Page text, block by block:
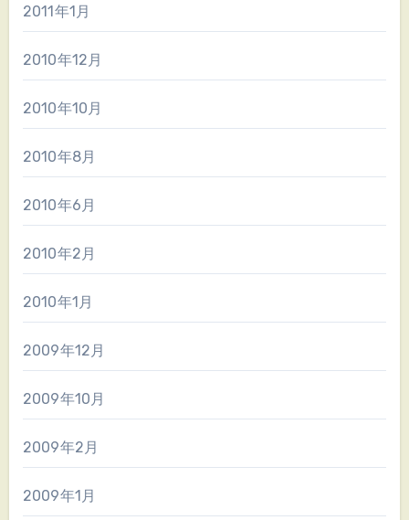
2011年1月
2010年12月
2010年10月
2010年8月
2010年6月
2010年2月
2010年1月
2009年12月
2009年10月
2009年2月
2009年1月